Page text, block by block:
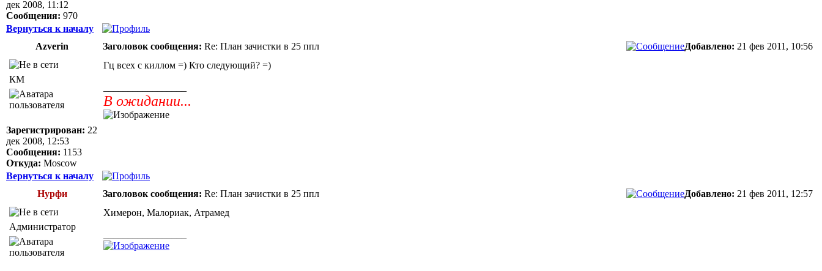
дек 2008, 11:12
Сообщения: 970
Вернуться к началу
Azverin
Заголовок сообщения: Re: План зачистки в 25 ппл Добавлено: 21 фев 2011, 10:56
КМ
Зарегистрирован: 22
дек 2008, 12:53
Сообщения: 1153
Откуда: Moscow
Гц всех с киллом =) Кто следующий? =)
В ожидании...
Вернуться к началу
Нурфи
Заголовок сообщения: Re: План зачистки в 25 ппл Добавлено: 21 фев 2011, 12:57
Администратор
Химерон, Малориак, Атрамед